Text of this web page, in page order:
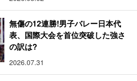
無傷の12連勝!男子バレー日本代
表、国際大会を首位突破した強さ
の訳は?
2026.07.31